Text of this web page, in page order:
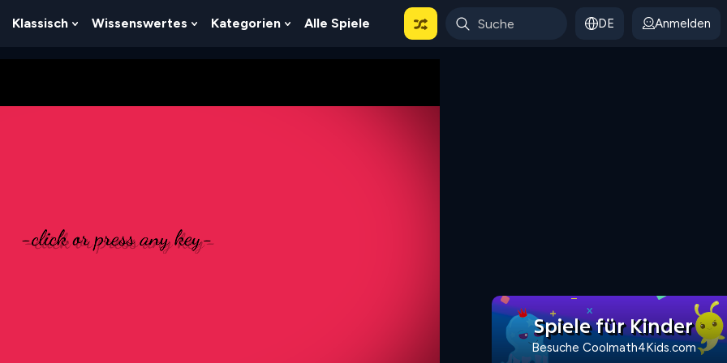
Show
Klassisch
Show
For
Wissenswertes
Show
For
Kategorien
Show
For
Alle Spiele DE Anmelden
Spiele für Kinder
Besuche Coolmath4Kids.com